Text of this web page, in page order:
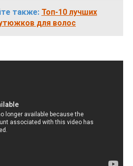
также: Топ-10 лучших
для волос